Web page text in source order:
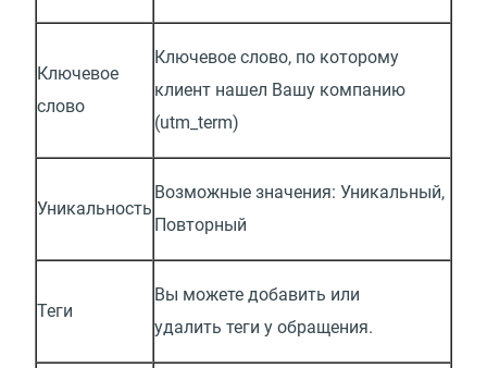
Ключевое
слово
Ключевое слово, по которому
клиент нашел Вашу компанию
(utm_term)
Уникальность
Возможные значения: Уникальный,
Повторный
Теги
Вы можете добавить или
удалить теги у обращения.